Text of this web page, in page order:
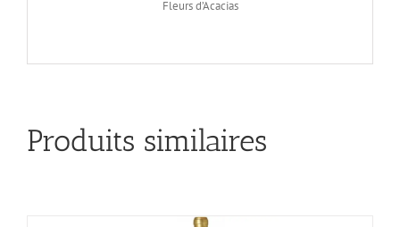
Fleurs d’Acacias
Produits similaires